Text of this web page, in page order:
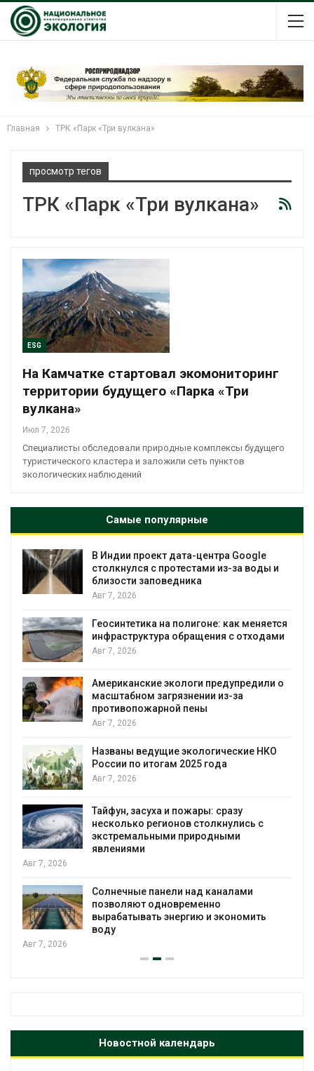
Главная ТРК «Парк «Три вулкана»
просмотр тегов
ТРК «Парк «Три вулкана»
ESG
На Камчатке стартовал экомониторинг
территории будущего «Парка «Три
вулкана»
Июл 7, 2026
Специалисты обследовали природные комплексы будущего
туристического кластера и заложили сеть пунктов
экологических наблюдений
Самые популярные
В Индии проект дата-центра Google
столкнулся с протестами из-за воды и
близости заповедника
Авг 7, 2026
Геосинтетика на полигоне: как меняется
инфраструктура обращения с отходами
Авг 7, 2026
Американские экологи предупредили о
масштабном загрязнении из-за
противопожарной пены
Авг 7, 2026
Названы ведущие экологические НКО
России по итогам 2025 года
Авг 7, 2026
Тайфун, засуха и пожары: сразу
несколько регионов столкнулись с
экстремальными природными
явлениями
Авг 7, 2026
Солнечные панели над каналами
позволяют одновременно
вырабатывать энергию и экономить
воду
Авг 7, 2026
Новостной календарь